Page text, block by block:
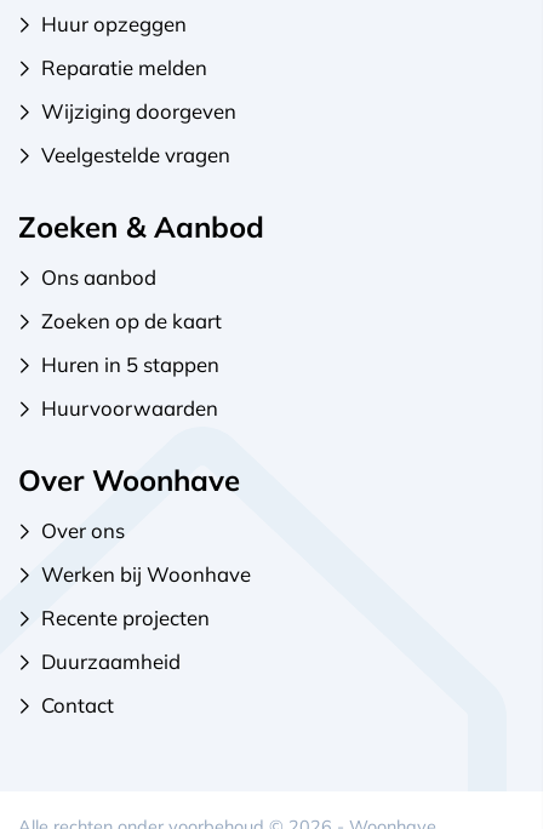
Huur opzeggen
Reparatie melden
Wijziging doorgeven
Veelgestelde vragen
Zoeken & Aanbod
Ons aanbod
Zoeken op de kaart
Huren in 5 stappen
Huurvoorwaarden
Over Woonhave
Over ons
Werken bij Woonhave
Recente projecten
Duurzaamheid
Contact